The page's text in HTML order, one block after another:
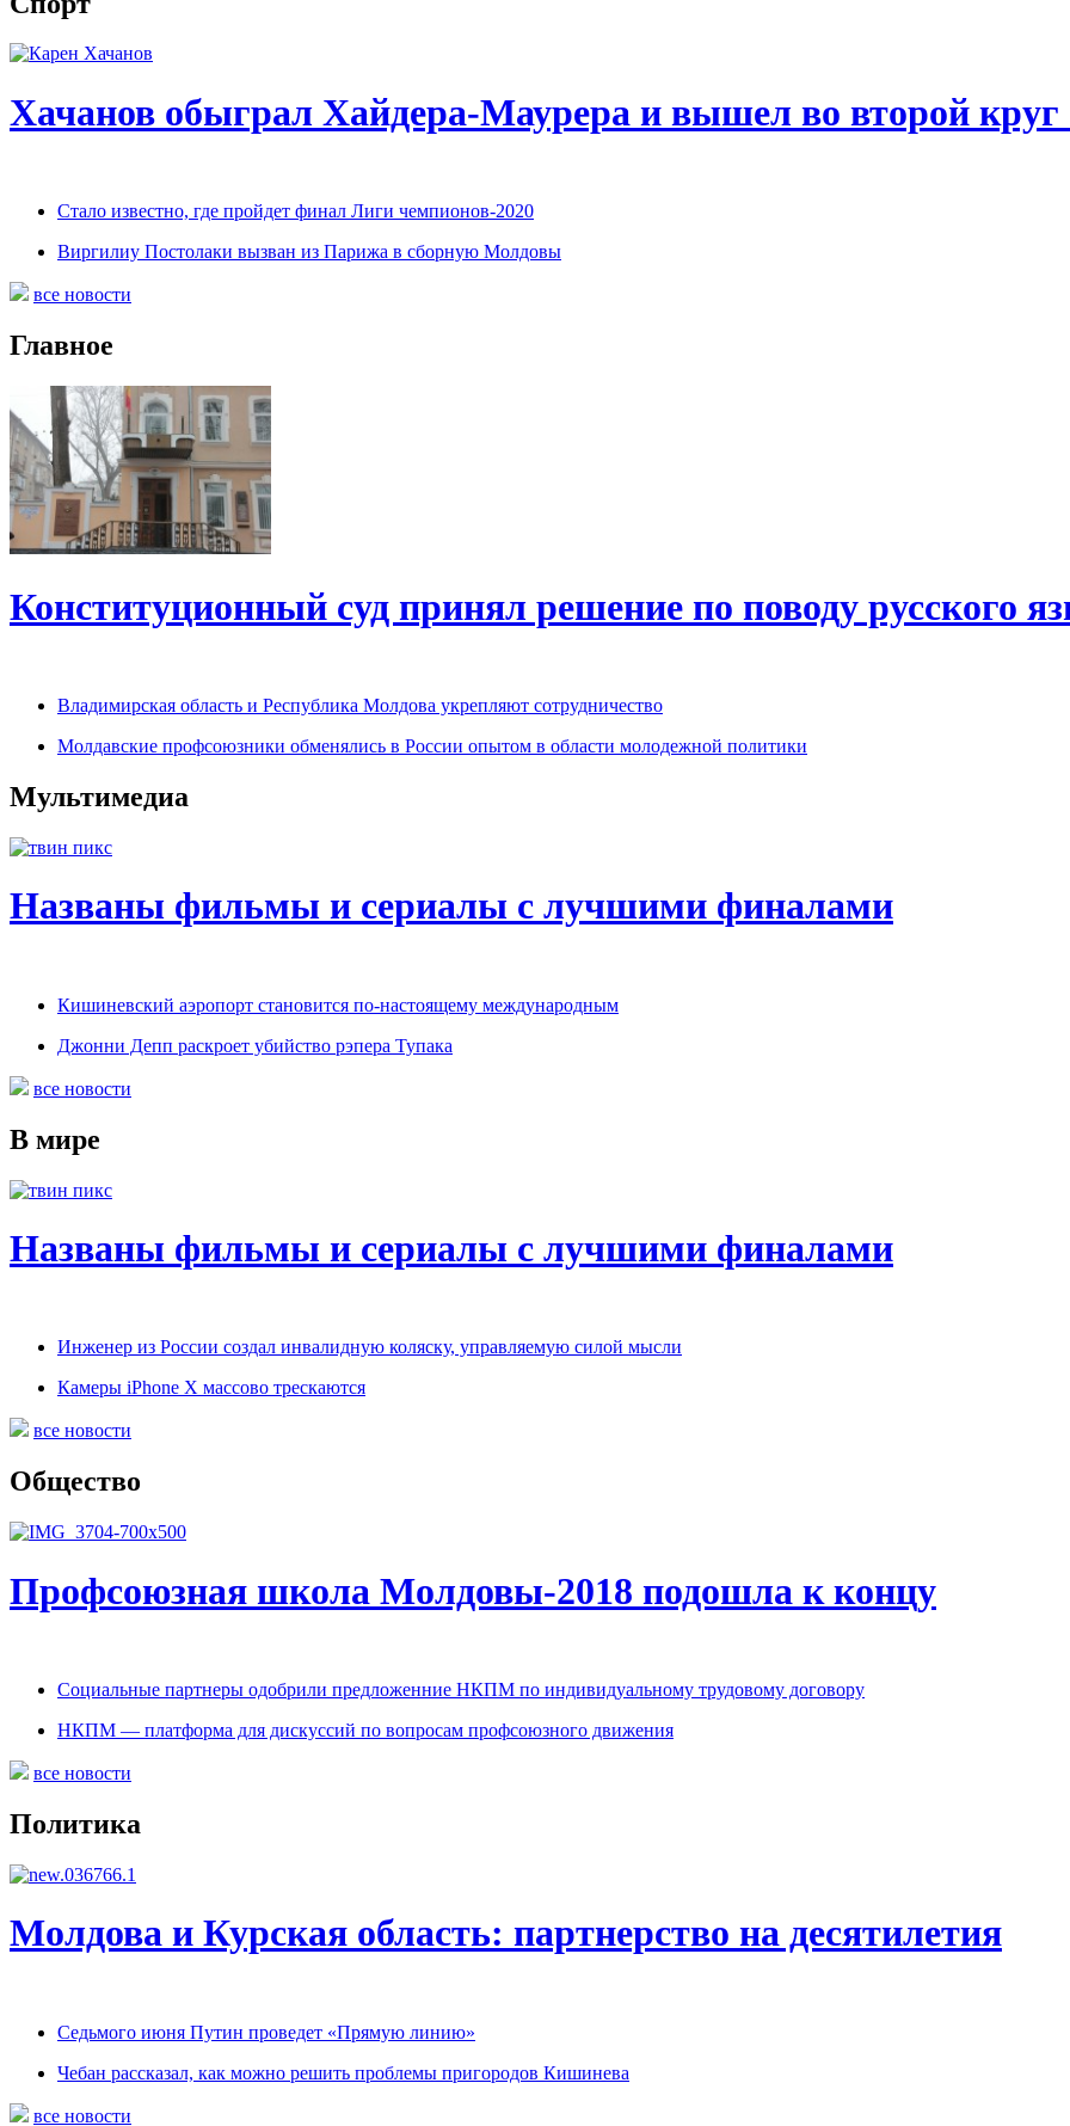
Хачанов обыграл Хайдера-Маурера и вышел во второй круг
Стало известно, где пройдет финал Лиги чемпионов-2020
Виргилиу Постолаки вызван из Парижа в сборную Молдовы
все новости
Главное
Конституционный суд принял решение по поводу русского
Владимирская область и Республика Молдова укрепляют сотрудничество
Молдавские профсоюзники обменялись в России опытом в области молодежной политики
Мультимедиа
Названы фильмы и сериалы с лучшими финалами
Кишиневский аэропорт становится по-настоящему международным
Джонни Депп раскроет убийство рэпера Тупака
все новости
В мире
Названы фильмы и сериалы с лучшими финалами
Инженер из России создал инвалидную коляску, управляемую силой мысли
Камеры iPhone X массово трескаются
все новости
Общество
Профсоюзная школа Молдовы-2018 подошла к концу
Социальные партнеры одобрили предложенние НКПМ по индивидуальному трудовому договору
НКПМ — платформа для дискуссий по вопросам профсоюзного движения
все новости
Политика
Молдова и Курская область: партнерство на десятилетия
Седьмого июня Путин проведет «Прямую линию»
Чебан рассказал, как можно решить проблемы пригородов Кишинева
все новости